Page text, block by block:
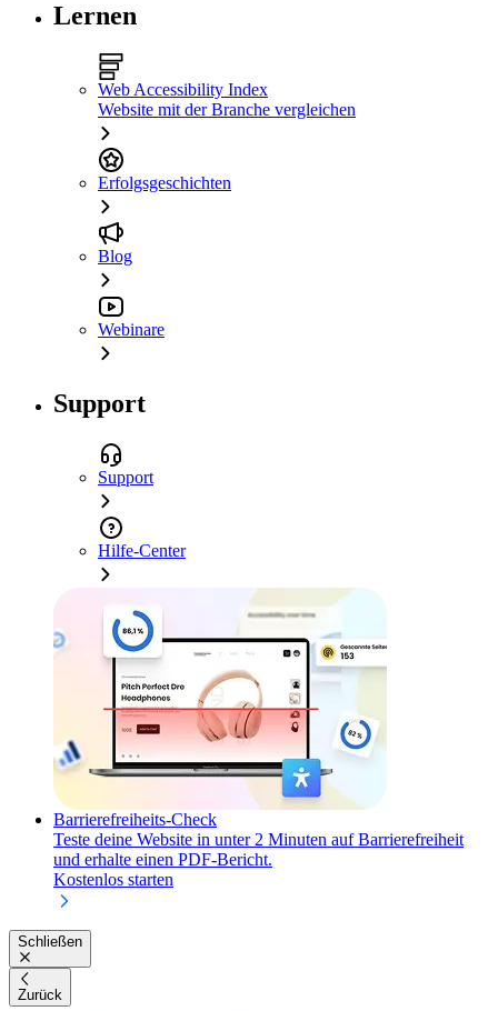
Lernen
Web Accessibility Index
Website mit der Branche vergleichen
Erfolgsgeschichten
Blog
Webinare
Support
Support
Hilfe-Center
Barrierefreiheits-Check
Teste deine Website in unter 2 Minuten auf Barrierefreiheit
und erhalte einen PDF-Bericht.
Kostenlos starten
Schließen
Zurück